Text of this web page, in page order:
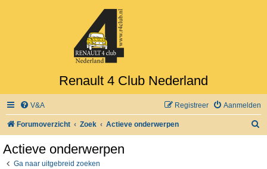
Renault 4 Club Nederland
V&A Aanmelden
Registreer
Forumoverzicht Zoek Actieve onderwerpen
Actieve onderwerpen
Ga naar uitgebreid zoeken